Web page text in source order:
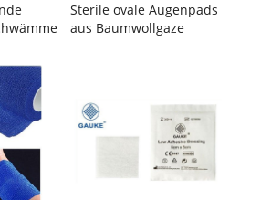
Sterile ovale Augenpads
aus Baumwollgaze